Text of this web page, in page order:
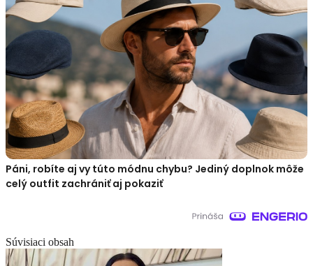
Páni, robíte aj vy túto módnu chybu? Jediný doplnok môže
celý outfit zachrániť aj pokaziť
Súvisiaci obsah